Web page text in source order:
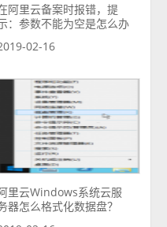
阿里云备案时报错，提
：参数不能为空是怎么办
02-16
里云Windows系统云服
器怎么格式化数据盘？